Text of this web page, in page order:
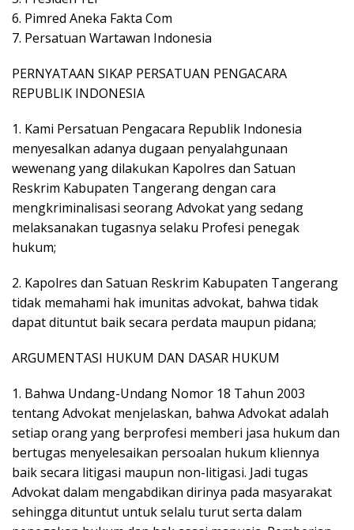
6. Pimred Aneka Fakta Com
7. Persatuan Wartawan Indonesia
PERNYATAAN SIKAP PERSATUAN PENGACARA
REPUBLIK INDONESIA
1. Kami Persatuan Pengacara Republik Indonesia
menyesalkan adanya dugaan penyalahgunaan
wewenang yang dilakukan Kapolres dan Satuan
Reskrim Kabupaten Tangerang dengan cara
mengkriminalisasi seorang Advokat yang sedang
melaksanakan tugasnya selaku Profesi penegak
hukum;
2. Kapolres dan Satuan Reskrim Kabupaten Tangerang
tidak memahami hak imunitas advokat, bahwa tidak
dapat dituntut baik secara perdata maupun pidana;
ARGUMENTASI HUKUM DAN DASAR HUKUM
1. Bahwa Undang-Undang Nomor 18 Tahun 2003
tentang Advokat menjelaskan, bahwa Advokat adalah
setiap orang yang berprofesi memberi jasa hukum dan
bertugas menyelesaikan persoalan hukum kliennya
baik secara litigasi maupun non-litigasi. Jadi tugas
Advokat dalam mengabdikan dirinya pada masyarakat
sehingga dituntut untuk selalu turut serta dalam